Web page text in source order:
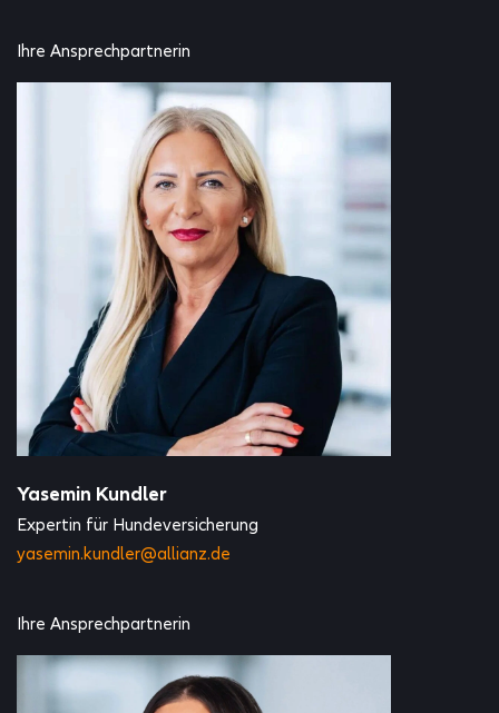
Ihre Ansprechpartnerin
Yasemin Kundler
Expertin für Hundeversicherung
yasemin.kundler@allianz.de
Ihre Ansprechpartnerin